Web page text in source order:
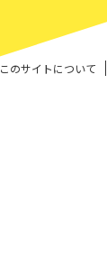
このサイトについて